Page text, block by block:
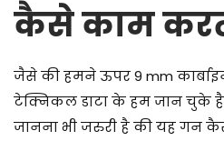
कैसे काम
जैसे की हमने ऊपर 9 mm
टेक्निकल डाटा के हम जान चुके
जानना भी जरुरी है की यह गन